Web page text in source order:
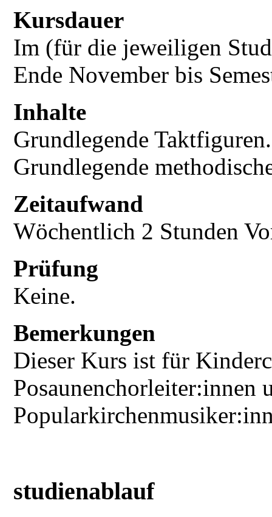
Kursdauer
Im (für die jeweiligen
Ende November bis
Inhalte
Grundlegende
Grundlegende
Zeitaufwand
Wöchentlich 2 Stunden
Prüfung
Keine.
Bemerkungen
Dieser Kurs ist für
Posaunenchorleiter:innen
studienablauf